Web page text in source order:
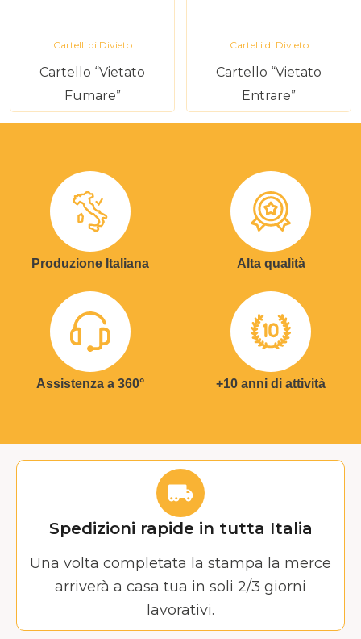
Cartelli di Divieto
Cartello “Vietato
Fumare”
Cartelli di Divieto
Cartello “Vietato
Entrare”
Produzione Italiana Alta qualità
Assistenza a 360° +10 anni di attività
Spedizioni rapide in tutta Italia
Una volta completata la stampa la merce
arriverà a casa tua in soli 2/3 giorni
lavorativi.